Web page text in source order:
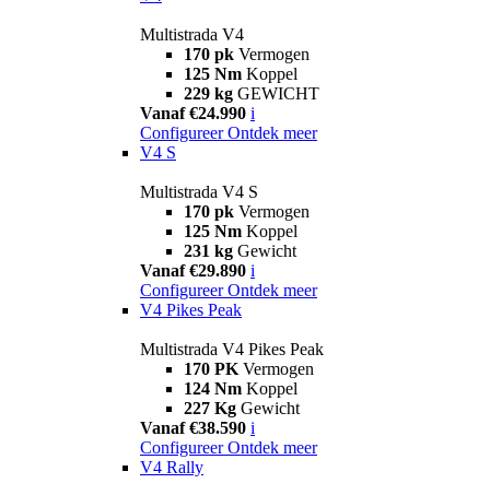
Multistrada V4
170 pk Vermogen
125 Nm Koppel
229 kg GEWICHT
Vanaf €24.990 i
Configureer Ontdek meer
V4 S
Multistrada V4 S
170 pk Vermogen
125 Nm Koppel
231 kg Gewicht
Vanaf €29.890 i
Configureer Ontdek meer
V4 Pikes Peak
Multistrada V4 Pikes Peak
170 PK Vermogen
124 Nm Koppel
227 Kg Gewicht
Vanaf €38.590 i
Configureer Ontdek meer
V4 Rally